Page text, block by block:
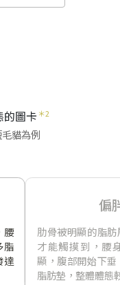
的圖卡 ＊2
貓為例
腰
脂
達
偏
肋骨被明顯的脂
才能觸摸到，腰
顯，腹部開始下
脂肪墊，整體體態